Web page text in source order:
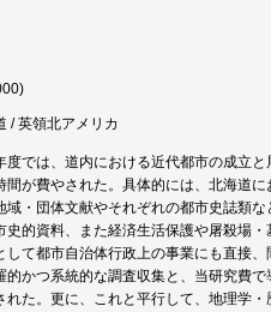
/ 英領北アメリカ
では、道内における近代都市の成立
が費やされた。具体的には、北海道
・団体文献やそれぞれの都市史誌類
的資料、また経済生活保護や屠殺場
て都市自治体行政上の事業にも直接
かつ系統的な調査収集と、当研究費
た。更に、これと平行して、地理学